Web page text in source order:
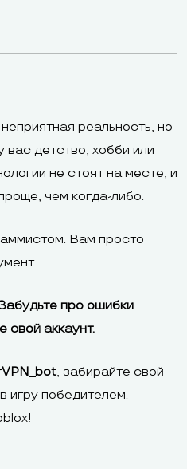
реальность, но
вас детство, хобби или
не стоят на месте, и
чем когда-либо.
Вам просто
про ошибки
свой аккаунт.
, забирайте свой
игру победителем.